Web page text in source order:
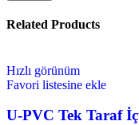
Related Products
Hızlı görünüm
Favori listesine ekle
U-PVC Tek Taraf